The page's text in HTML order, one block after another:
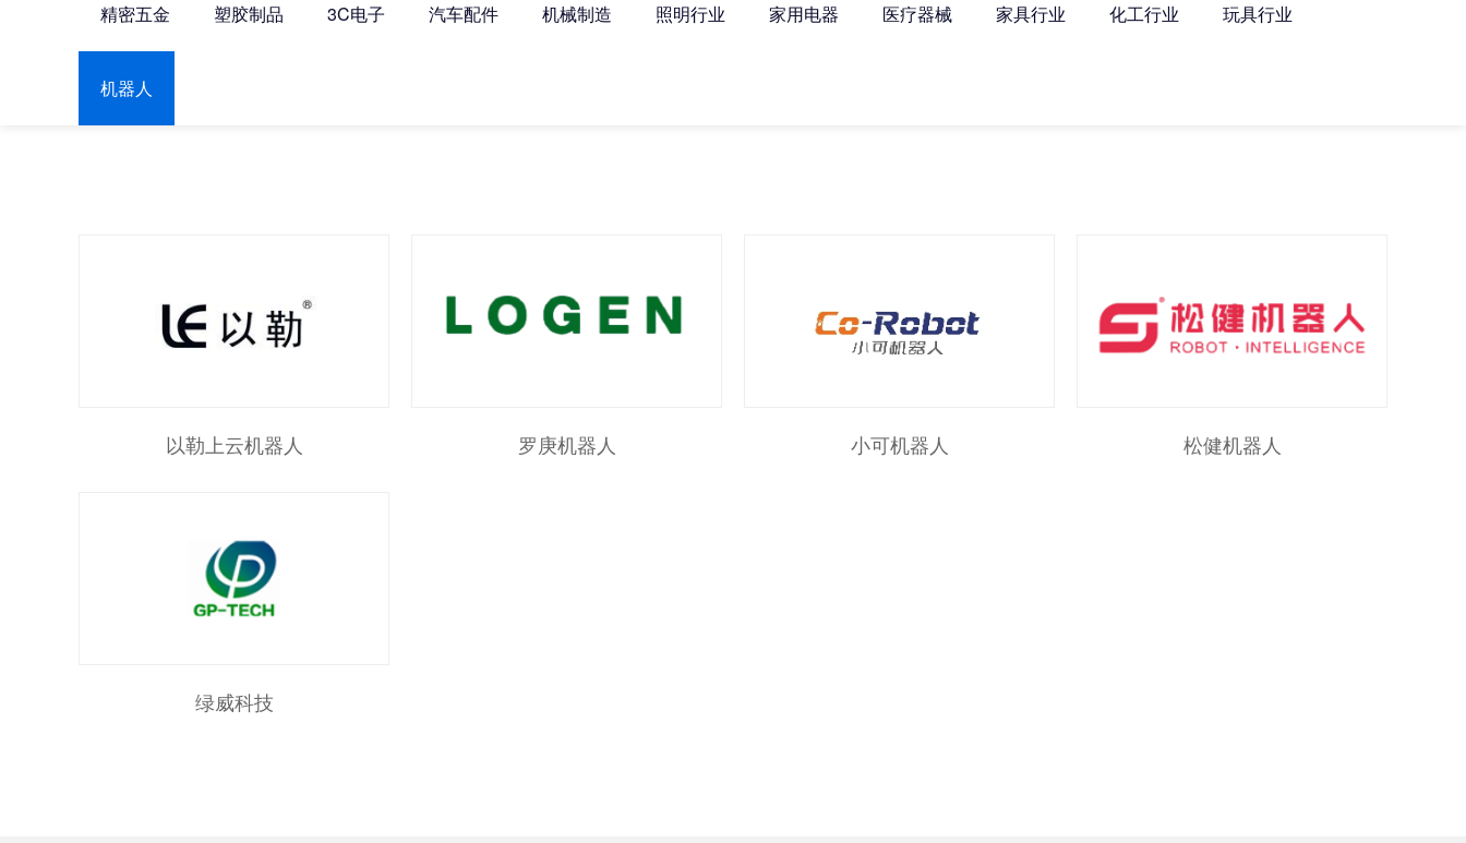
精密五金 塑胶制品 3C电子 汽车配件 机械制造 照明行业 家用电器 医疗器械 家具行业 化工行业 玩具行业
机器人
以勒上云机器人 罗庚机器人 小可机器人 松健机器人
绿威科技